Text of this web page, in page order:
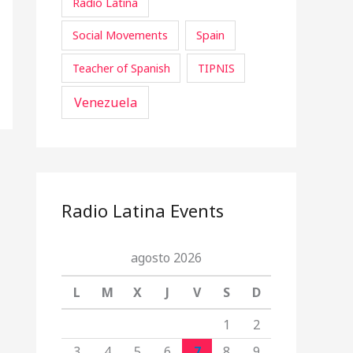
Social Movements Spain
Teacher of Spanish TIPNIS
Venezuela
Radio Latina Events
agosto 2026
L
M X J V S
D
1
2